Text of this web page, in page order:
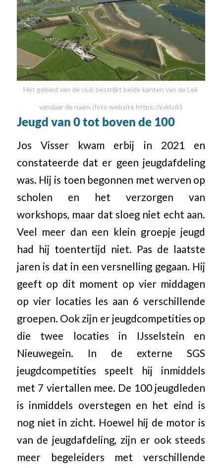
Het gebied van de club bestrijkt beide kanten van de Lek
vandaar de naam (foto website https://svkl.nl/)
Jeugd van 0 tot boven de 100
Jos Visser kwam erbij in 2021 en
constateerde dat er geen jeugdafdeling
was. Hij is toen begonnen met werven op
scholen en het verzorgen van
workshops, maar dat sloeg niet echt aan.
Veel meer dan een klein groepje jeugd
had hij toentertijd niet. Pas de laatste
jaren is dat in een versnelling gegaan. Hij
geeft op dit moment op vier middagen
op vier locaties les aan 6 verschillende
groepen. Ook zijn er jeugdcompetities op
die twee locaties in IJsselstein en
Nieuwegein. In de externe SGS
jeugdcompetities speelt hij inmiddels
met 7 viertallen mee. De 100 jeugdleden
is inmiddels overstegen en het eind is
nog niet in zicht. Hoewel hij de motor is
van de jeugdafdeling, zijn er ook steeds
meer begeleiders met verschillende